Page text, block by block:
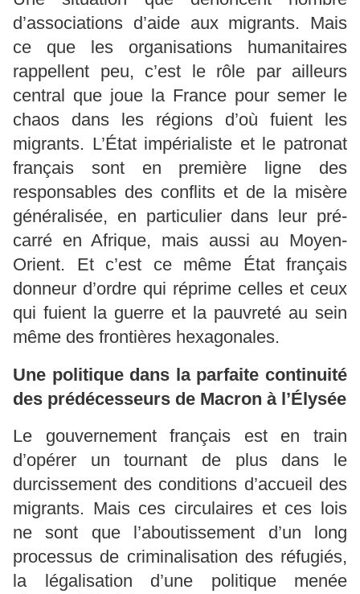
d’associations d’aide aux migrants. Mais
ce que les organisations humanitaires
rappellent peu, c’est le rôle par ailleurs
central que joue la France pour semer le
chaos dans les régions d’où fuient les
migrants. L’État impérialiste et le patronat
français sont en première ligne des
responsables des conflits et de la misère
généralisée, en particulier dans leur pré-
carré en Afrique, mais aussi au Moyen-
Orient. Et c’est ce même État français
donneur d’ordre qui réprime celles et ceux
qui fuient la guerre et la pauvreté au sein
même des frontières hexagonales.
Une politique dans la parfaite continuité
des prédécesseurs de Macron à l’Élysée
Le gouvernement français est en train
d’opérer un tournant de plus dans le
durcissement des conditions d’accueil des
migrants. Mais ces circulaires et ces lois
ne sont que l’aboutissement d’un long
processus de criminalisation des réfugiés,
la légalisation d’une politique menée